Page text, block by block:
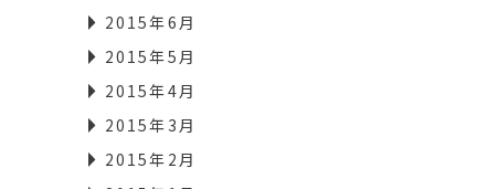
2015年6月
2015年5月
2015年4月
2015年3月
2015年2月